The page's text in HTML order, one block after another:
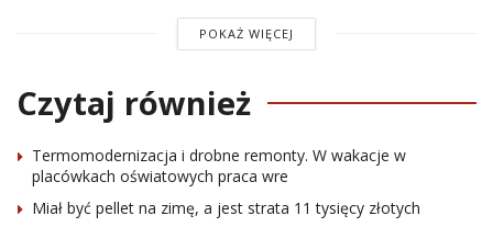
POKAŻ WIĘCEJ
Czytaj również
Termomodernizacja i drobne remonty. W wakacje w
placówkach oświatowych praca wre
Miał być pellet na zimę, a jest strata 11 tysięcy złotych